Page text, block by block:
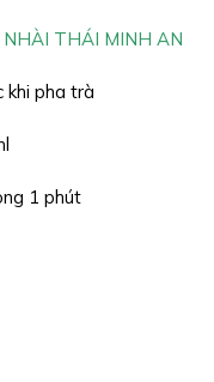
THÁI MINH AN
khi pha trà
1 phút